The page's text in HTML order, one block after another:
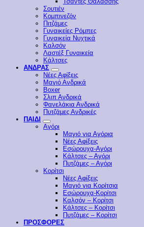
Σουτιέν
Κομπινεζόν
Πιτζάμες
Γυναικείες Ρόμπες
Γυναικεία Νυχτικά
Καλσόν
Λαστέξ Γυναικεία
Κάλτσες
ΑΝΔΡΑΣ
Νέες Αφίξεις
Μαγιό Ανδρικά
Boxer
Σλιπ Ανδρικά
Φανελάκια Ανδρικά
Πυτζάμες Ανδρικές
ΠΑΙΔΙ
Αγόρι
Μαγιό για Αγόρια
Νέες Αφίξεις
Εσώρουχα-Αγόρι
Κάλτσες – Αγόρι
Πυτζάμες – Αγόρι
Κορίτσι
Νέες Αφίξεις
Μαγιό για Κορίτσια
Εσώρουχα-Κορίτσι
Καλσόν – Κορίτσι
Κάλτσες – Κορίτσι
Πυτζάμες – Κορίτσι
ΠΡΟΣΦΟΡΕΣ